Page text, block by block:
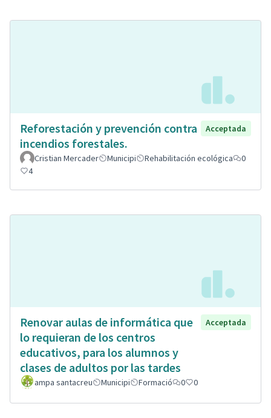
Reforestación y prevención contra
incendios forestales.
Acceptada
Cristian Mercader Municipi Rehabilitación ecológica
0
4
Renovar aulas de informática que
lo requieran de los centros
educativos, para los alumnos y
clases de adultos por las tardes
Acceptada
ampa santacreu Municipi Formació 0 0